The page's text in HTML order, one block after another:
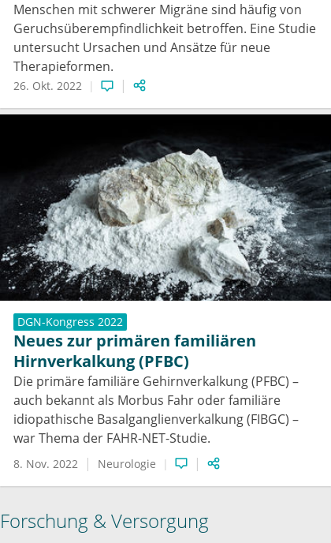
Menschen mit schwerer Migräne sind häufig von
Geruchsüberempfindlichkeit betroffen. Eine Studie
untersucht Ursachen und Ansätze für neue
Therapieformen.
26. Okt. 2022
DGN-Kongress 2022
Neues zur primären familiären
Hirnverkalkung (PFBC)
Die primäre familiäre Gehirnverkalkung (PFBC) –
auch bekannt als Morbus Fahr oder familiäre
idiopathische Basalganglienverkalkung (FIBGC) –
war Thema der FAHR-NET-Studie.
8. Nov. 2022 Neurologie
Forschung & Versorgung